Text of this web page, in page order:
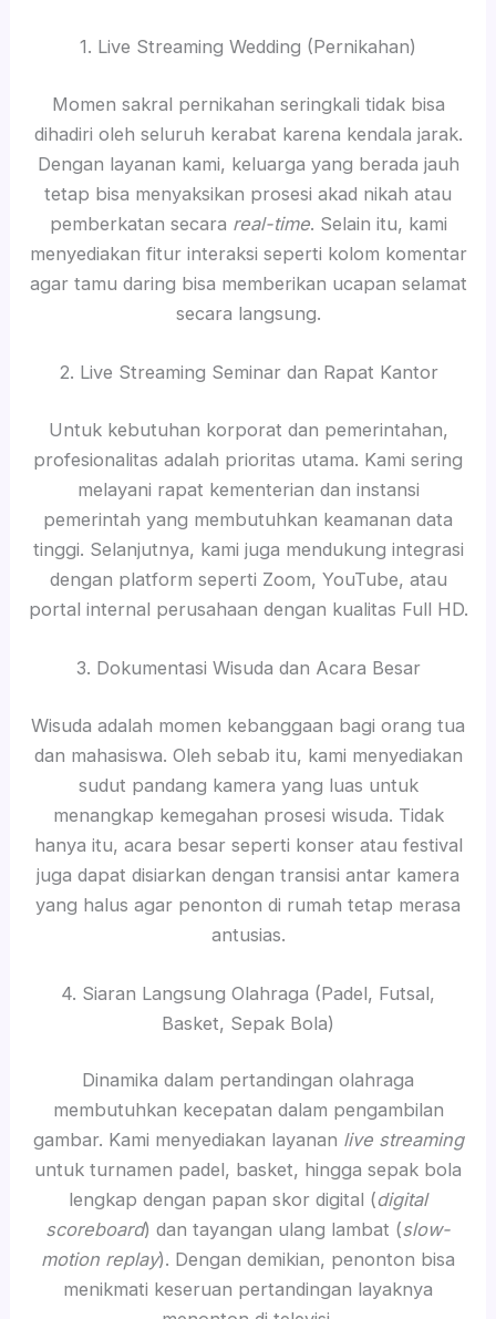
1. Live Streaming Wedding (Pernikahan)
Momen sakral pernikahan seringkali tidak bisa
dihadiri oleh seluruh kerabat karena kendala jarak.
Dengan layanan kami, keluarga yang berada jauh
tetap bisa menyaksikan prosesi akad nikah atau
pemberkatan secara real-time. Selain itu, kami
menyediakan fitur interaksi seperti kolom komentar
agar tamu daring bisa memberikan ucapan selamat
secara langsung.
2. Live Streaming Seminar dan Rapat Kantor
Untuk kebutuhan korporat dan pemerintahan,
profesionalitas adalah prioritas utama. Kami sering
melayani rapat kementerian dan instansi
pemerintah yang membutuhkan keamanan data
tinggi. Selanjutnya, kami juga mendukung integrasi
dengan platform seperti Zoom, YouTube, atau
portal internal perusahaan dengan kualitas Full HD.
3. Dokumentasi Wisuda dan Acara Besar
Wisuda adalah momen kebanggaan bagi orang tua
dan mahasiswa. Oleh sebab itu, kami menyediakan
sudut pandang kamera yang luas untuk
menangkap kemegahan prosesi wisuda. Tidak
hanya itu, acara besar seperti konser atau festival
juga dapat disiarkan dengan transisi antar kamera
yang halus agar penonton di rumah tetap merasa
antusias.
4. Siaran Langsung Olahraga (Padel, Futsal,
Basket, Sepak Bola)
Dinamika dalam pertandingan olahraga
membutuhkan kecepatan dalam pengambilan
gambar. Kami menyediakan layanan live streaming
untuk turnamen padel, basket, hingga sepak bola
lengkap dengan papan skor digital (digital
scoreboard) dan tayangan ulang lambat (slow-
motion replay). Dengan demikian, penonton bisa
menikmati keseruan pertandingan layaknya